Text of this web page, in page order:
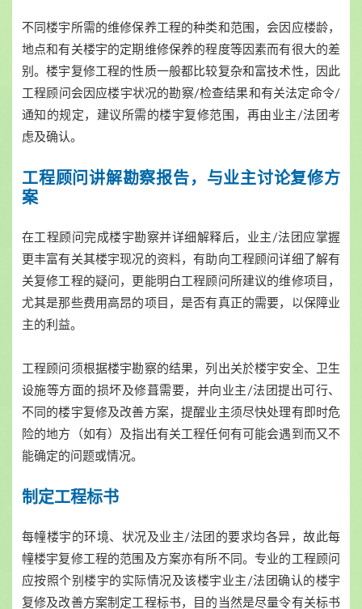
不同楼宇所需的维修保养工程的种类和范围，会因应楼龄，
地点和有关楼宇的定期维修保养的程度等因素而有很大的差
别。楼宇复修工程的性质一般都比较复杂和富技术性，因此
工程顾问会因应楼宇状况的勘察/检查结果和有关法定命令/
通知的规定，建议所需的楼宇复修范围，再由业主/法团考
虑及确认。
工程顾问讲解勘察报告，与业主讨论复修方
案
在工程顾问完成楼宇勘察并详细解释后，业主/法团应掌握
更丰富有关其楼宇现况的资料，有助向工程顾问详细了解有
关复修工程的疑问，更能明白工程顾问所建议的维修项目，
尤其是那些费用高昂的项目，是否有真正的需要，以保障业
主的利益。
工程顾问须根据楼宇勘察的结果，列出关於楼宇安全、卫生
设施等方面的损坏及修葺需要，并向业主/法团提出可行、
不同的楼宇复修及改善方案，提醒业主须尽快处理有即时危
险的地方（如有）及指出有关工程任何有可能会遇到而又不
能确定的问题或情况。
制定工程标书
每幢楼宇的环境、状况及业主/法团的要求均各异，故此每
幢楼宇复修工程的范围及方案亦有所不同。专业的工程顾问
应按照个别楼宇的实际情况及该楼宇业主/法团确认的楼宇
复修及改善方案制定工程标书，目的当然是尽量令有关标书